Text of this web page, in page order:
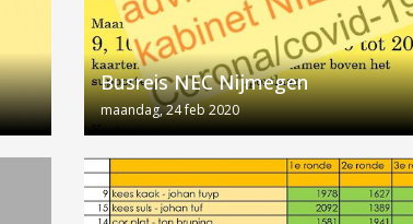
Busreis NEC Nijmegen
maandag, 24 feb 2020